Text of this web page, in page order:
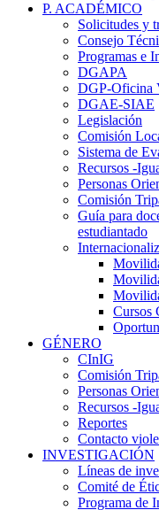
P. ACADÉMICO
Solicitudes y
Consejo
Programas e
DGAPA
DGP-Oficina
DGAE-SIAE
Legislación
Comisión
Sistema de
Recursos -
Personas
Comisión
Guía para
estudiantado
Cursos
GÉNERO
CInIG
Comisión
Personas
Recursos -
Reportes
Contacto
INVESTIGACIÓN
Líneas de
Comité de
Programa de